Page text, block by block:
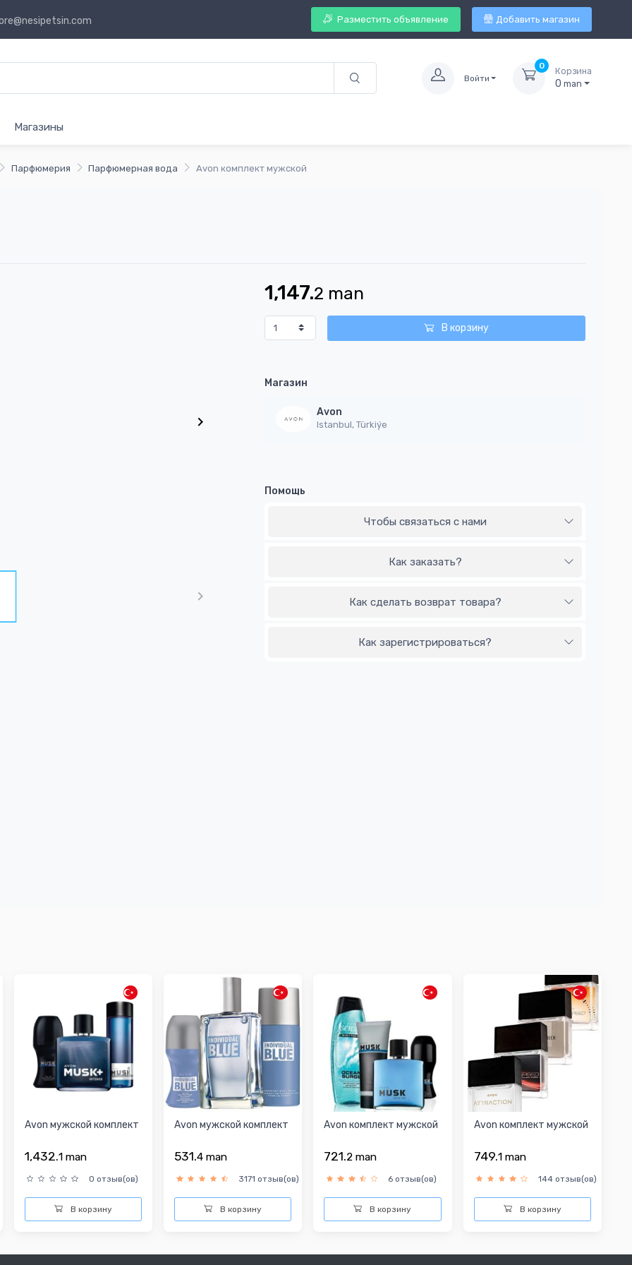
Разместить объявление Добавить магазин
Войти
0
Корзина
0 man
Магазины
Парфюмерия Парфюмерная вода Avon комплект мужской
1,147.2 man
В корзину
Магазин
Avon
Istanbul, Türkiýe
Помощь
Чтобы связаться с нами
Как заказать?
Как сделать возврат товара?
Как зарегистрироваться?
Avon мужской комплект
1,432.1 man
0 отзыв(ов)
В корзину
Avon мужской комплект
531.4 man
3171 отзыв(ов)
В корзину
Avon комплект мужской
721.2 man
6 отзыв(ов)
В корзину
Avon комплект мужской
749.1 man
144 отзыв(ов)
В корзину